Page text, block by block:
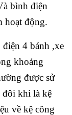
bình điện
hoạt động.
4 bánh ,xe
khoảng
được sử
đôi khi là kệ
về kệ công